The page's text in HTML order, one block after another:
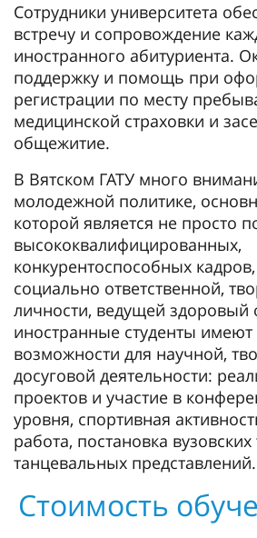
Сотрудники университета
встречу и сопровождение
иностранного абитуриента.
поддержку и помощь при
регистрации по месту
медицинской страховки и
общежитие.
В Вятском ГАТУ много
молодежной политике,
которой является не просто
высококвалифицированных,
конкурентоспособных
социально ответственной,
личности, ведущей здоровый
иностранные студенты
возможности для научной,
досуговой деятельности:
проектов и участие в
уровня, спортивная
работа, постановка
танцевальных представлений.
Стоимость